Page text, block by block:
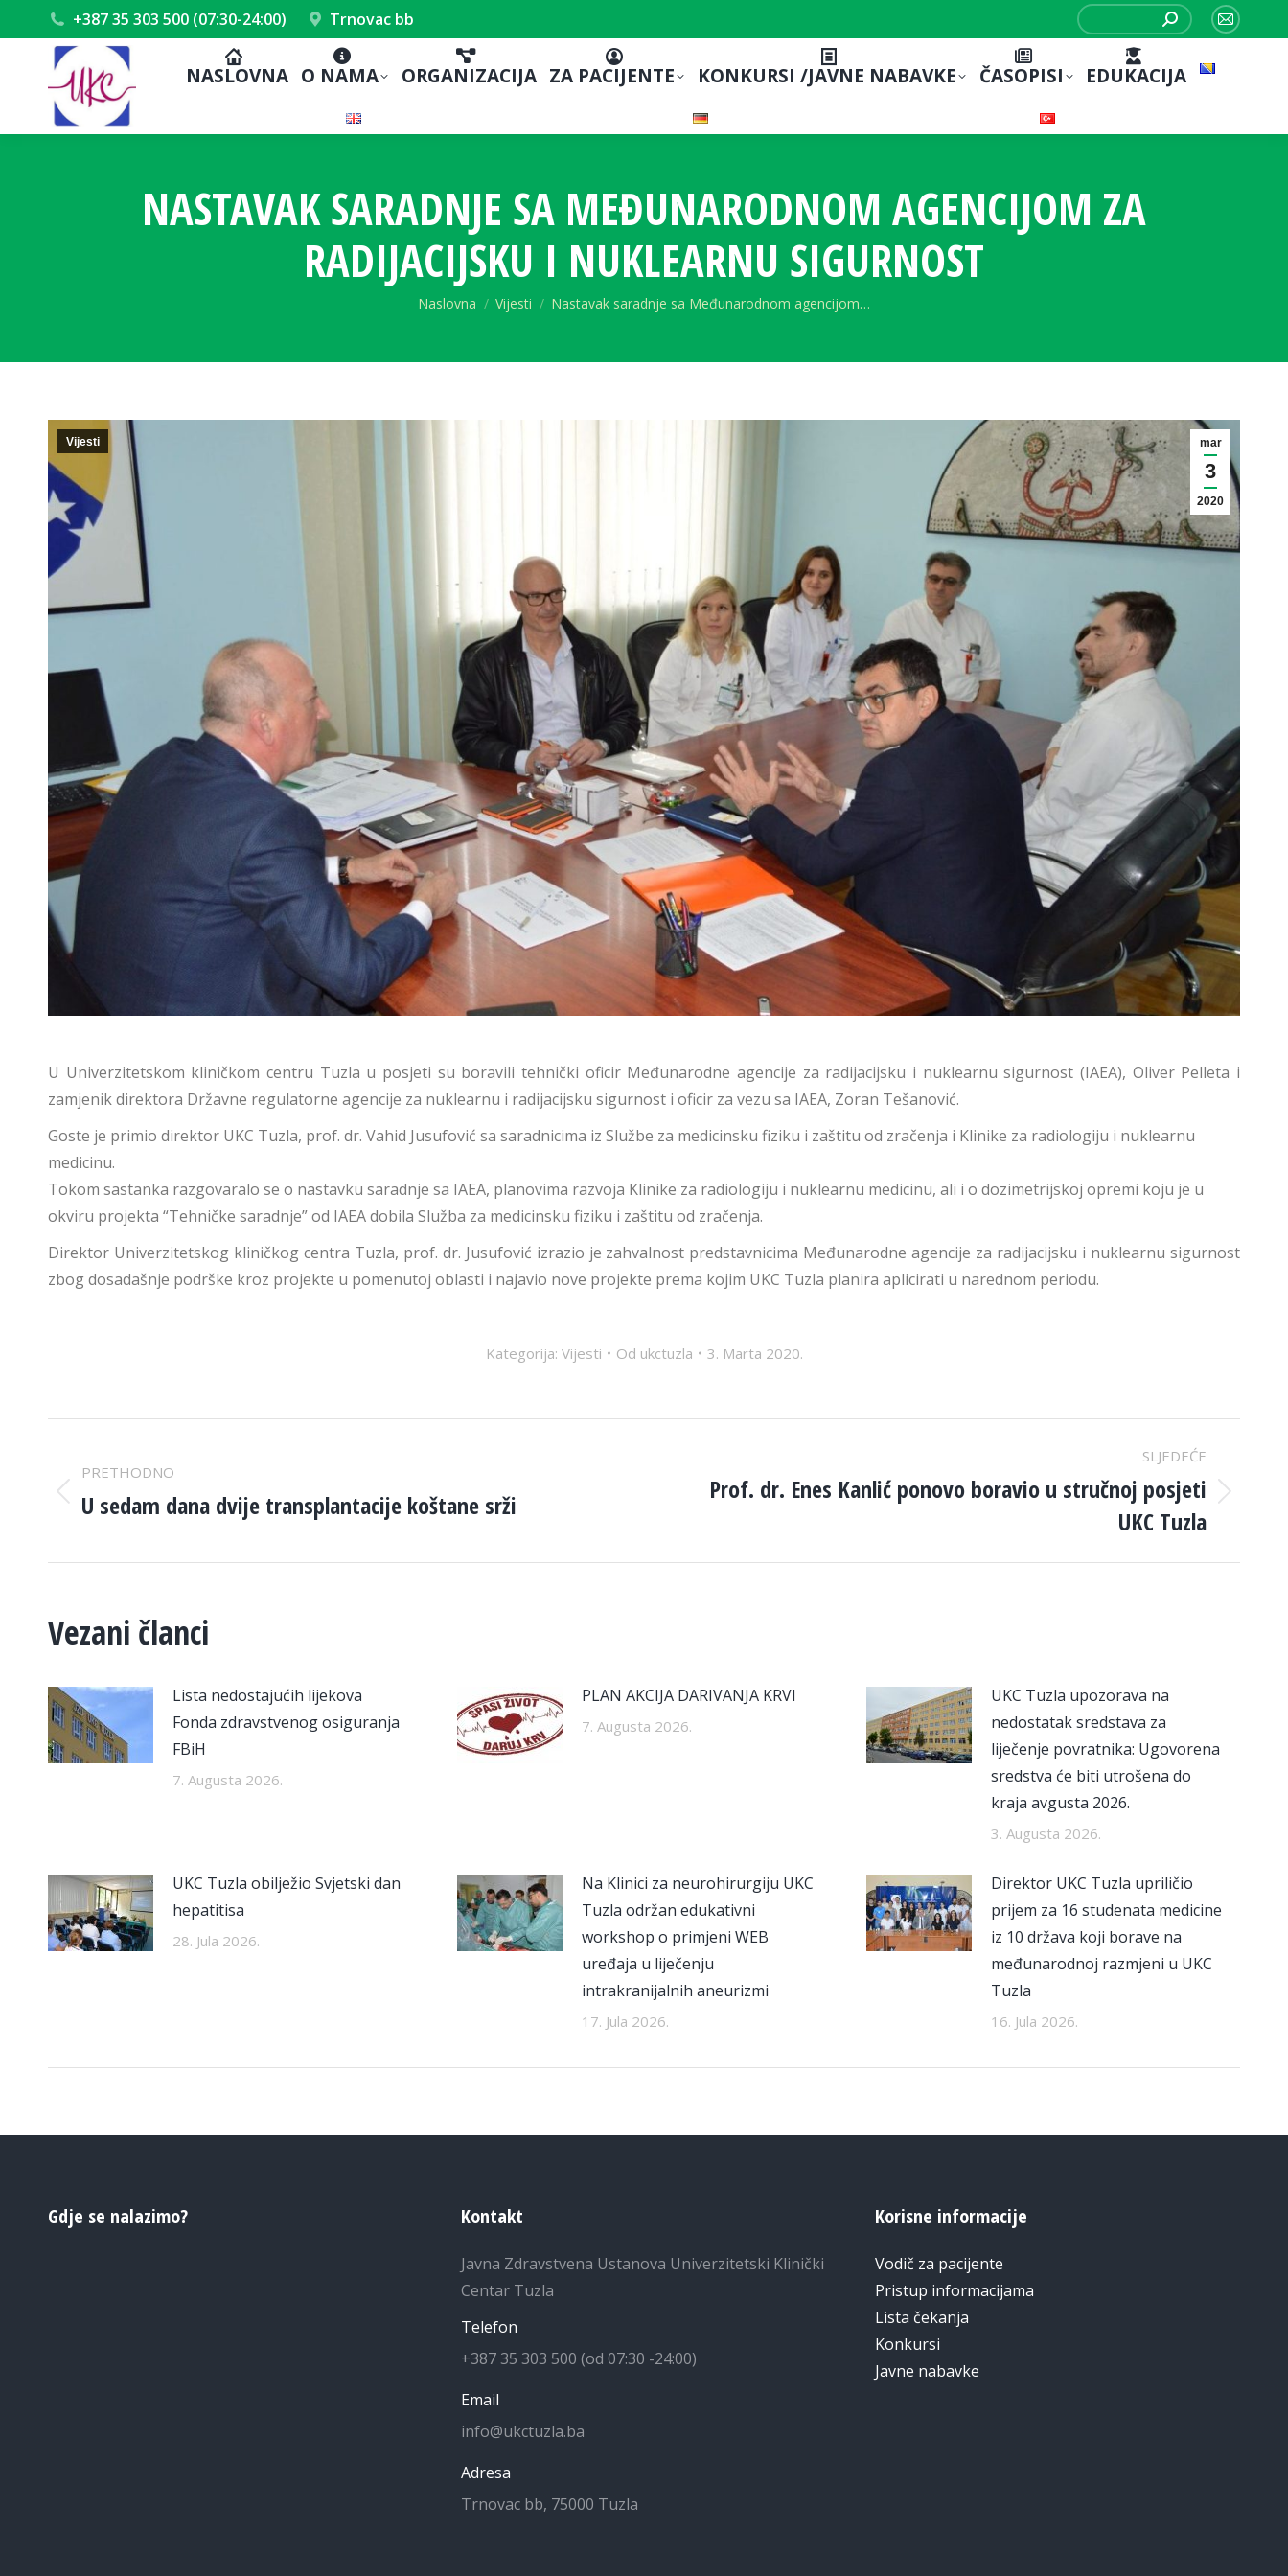
+387 35 303 500 (07:30-24:00) Trnovac bb
Search:
Mail
NASLOVNA O NAMA ORGANIZACIJA ZA PACIJENTE KONKURSI /JAVNE NABAVKE ČASOPISI EDUKACIJA
NASTAVAK SARADNJE SA MEĐUNARODNOM AGENCIJOM ZA
RADIJACIJSKU I NUKLEARNU SIGURNOST
You are here:
Naslovna Vijesti Nastavak saradnje sa Međunarodnom agencijom…
mar
3
2020
Vijesti
U Univerzitetskom kliničkom centru Tuzla u posjeti su boravili tehnički oficir Međunarodne agencije za radijacijsku i nuklearnu sigurnost (IAEA), Oliver Pelleta i
zamjenik direktora Državne regulatorne agencije za nuklearnu i radijacijsku sigurnost i oficir za vezu sa IAEA, Zoran Tešanović.
Goste je primio direktor UKC Tuzla, prof. dr. Vahid Jusufović sa saradnicima iz Službe za medicinsku fiziku i zaštitu od zračenja i Klinike za radiologiju i nuklearnu
medicinu.
Tokom sastanka razgovaralo se o nastavku saradnje sa IAEA, planovima razvoja Klinike za radiologiju i nuklearnu medicinu, ali i o dozimetrijskoj opremi koju je u
okviru projekta “Tehničke saradnje” od IAEA dobila Služba za medicinsku fiziku i zaštitu od zračenja.
Direktor Univerzitetskog kliničkog centra Tuzla, prof. dr. Jusufović izrazio je zahvalnost predstavnicima Međunarodne agencije za radijacijsku i nuklearnu sigurnost
zbog dosadašnje podrške kroz projekte u pomenutoj oblasti i najavio nove projekte prema kojim UKC Tuzla planira aplicirati u narednom periodu.
Kategorija: Vijesti Od ukctuzla 3. Marta 2020.
NAVIGATION
PRETHODNO
Previous
U sedam dana dvije transplantacije koštane srži
SLJEDEĆE
Prof. dr. Enes Kanlić ponovo boravio u stručnoj posjeti
UKC Tuzla
Vezani članci
Lista nedostajućih lijekova
Fonda zdravstvenog osiguranja
FBiH
7. Augusta 2026.
PLAN AKCIJA DARIVANJA KRVI
7. Augusta 2026.
UKC Tuzla upozorava na
nedostatak sredstava za
liječenje povratnika: Ugovorena
sredstva će biti utrošena do
kraja avgusta 2026.
3. Augusta 2026.
UKC Tuzla obilježio Svjetski dan
hepatitisa
28. Jula 2026.
Na Klinici za neurohirurgiju UKC
Tuzla održan edukativni
workshop o primjeni WEB
uređaja u liječenju
intrakranijalnih aneurizmi
17. Jula 2026.
Direktor UKC Tuzla upriličio
prijem za 16 studenata medicine
iz 10 država koji borave na
međunarodnoj razmjeni u UKC
Tuzla
16. Jula 2026.
Gdje se nalazimo? Kontakt
Javna Zdravstvena Ustanova Univerzitetski Klinički
Centar Tuzla
Telefon
+387 35 303 500 (od 07:30 -24:00)
Email
info@ukctuzla.ba
Adresa
Trnovac bb, 75000 Tuzla
Korisne informacije
Vodič za pacijente
Pristup informacijama
Lista čekanja
Konkursi
Javne nabavke